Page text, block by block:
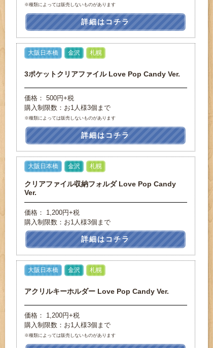
※種類によっては販売しないものがあります
詳細はコチラ
大阪日本橋 金沢 札幌
3ポケットクリアファイル Love Pop Candy Ver.
価格： 500円+税
購入制限数：お1人様3個まで
※種類によっては販売しないものがあります
詳細はコチラ
大阪日本橋 金沢 札幌
クリアファイル収納フォルダ Love Pop Candy
Ver.
価格： 1,200円+税
購入制限数：お1人様3個まで
詳細はコチラ
大阪日本橋 金沢 札幌
アクリルキーホルダー Love Pop Candy Ver.
価格： 1,200円+税
購入制限数：お1人様3個まで
※種類によっては販売しないものがあります